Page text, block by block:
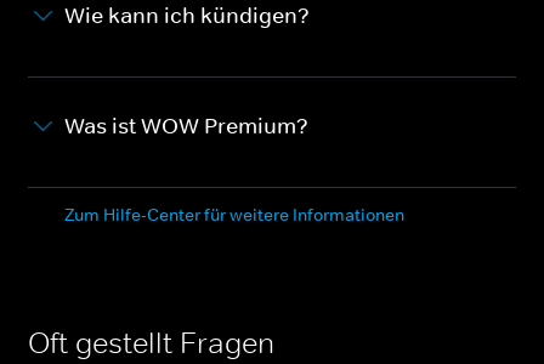
Wie kann ich kündigen?
Was ist WOW Premium?
Zum Hilfe-Center für weitere Informationen
Oft gestellt Fragen